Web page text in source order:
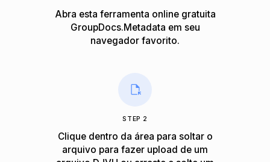
Abra esta ferramenta online gratuita
GroupDocs.Metadata em seu
navegador favorito.
STEP 2
Clique dentro da área para soltar o
arquivo para fazer upload de um